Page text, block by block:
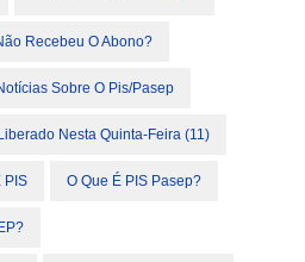
Recebeu O Abono?
Sobre O Pis/pasep
Nesta Quinta-Feira (11)
PIS O Que É PIS Pasep?